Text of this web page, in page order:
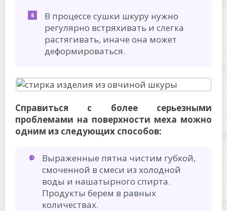
В процессе сушки шкуру нужно
регулярно встряхивать и слегка
растягивать, иначе она может
деформироваться.
Справиться с более серьезными
проблемами на поверхности меха можно
одним из следующих способов:
Выраженные пятна чистим губкой,
смоченной в смеси из холодной
воды и нашатырного спирта.
Продукты берем в равных
количествах.